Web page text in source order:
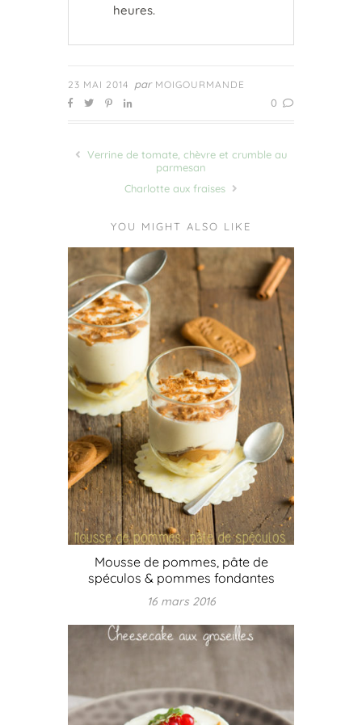
heures.
23 MAI 2014 par MOIGOURMANDE
0
Verrine de tomate, chèvre et crumble au
parmesan
Charlotte aux fraises
YOU MIGHT ALSO LIKE
Mousse de pommes, pâte de
spéculos & pommes fondantes
16 mars 2016